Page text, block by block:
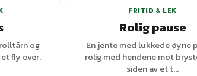
og
fly over.
FRITID & LEK
Rolig pause
En jente med lukkede øyne
rolig med hendene mot
siden av et t...